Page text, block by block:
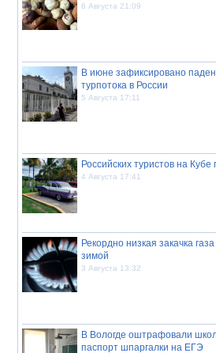
6 Августа 21:09
В июне зафиксировано
турпотока в России
5 Августа 17:11
Российских туристов на Кубе
4 Августа 17:41
Рекордно низкая закачка
зимой
3 Августа 13:32
В Вологде оштрафовали
паспорт шпаргалки на ЕГЭ